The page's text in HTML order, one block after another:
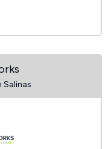
Salinas